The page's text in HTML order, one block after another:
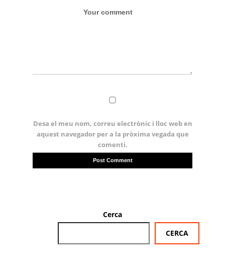
Desa el meu nom, correu electrònic i lloc web en
aquest navegador per a la pròxima vegada que
comenti.
Cerca
CERCA